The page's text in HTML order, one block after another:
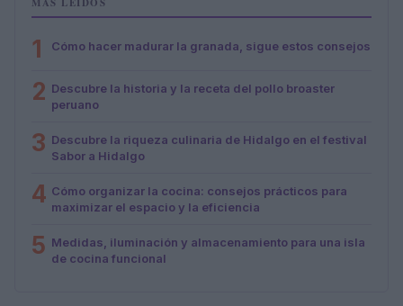
1 Cómo hacer madurar la granada, sigue estos consejos
2 Descubre la historia y la receta del pollo broaster
peruano
3 Descubre la riqueza culinaria de Hidalgo en el festival
Sabor a Hidalgo
4 Cómo organizar la cocina: consejos prácticos para
maximizar el espacio y la eficiencia
5 Medidas, iluminación y almacenamiento para una isla
de cocina funcional